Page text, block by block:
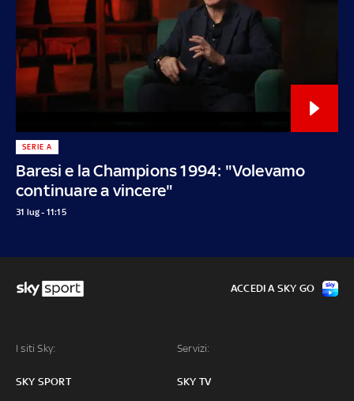
Baresi e la Champions 1994: "Volevamo
continuare a vincere"
SERIE A
31 lug - 11:15
I siti Sky:
SKY SPORT
Servizi:
SKY TV
ACCEDI A SKY GO